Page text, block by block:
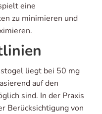
eine
zu minimieren und
liegt bei 50 mg
auf den
sind. In der Praxis
Berücksichtigung von